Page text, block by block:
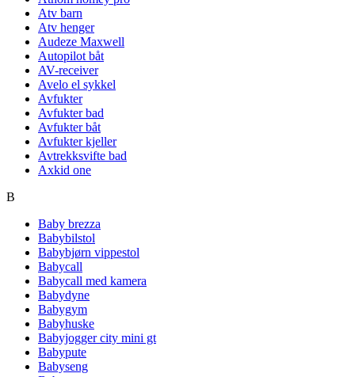
Atv barn
Atv henger
Audeze Maxwell
Autopilot båt
AV-receiver
Avelo el sykkel
Avfukter
Avfukter bad
Avfukter båt
Avfukter kjeller
Avtrekksvifte bad
Axkid one
B
Baby brezza
Babybilstol
Babybjørn vippestol
Babycall
Babycall med kamera
Babydyne
Babygym
Babyhuske
Babyjogger city mini gt
Babypute
Babyseng